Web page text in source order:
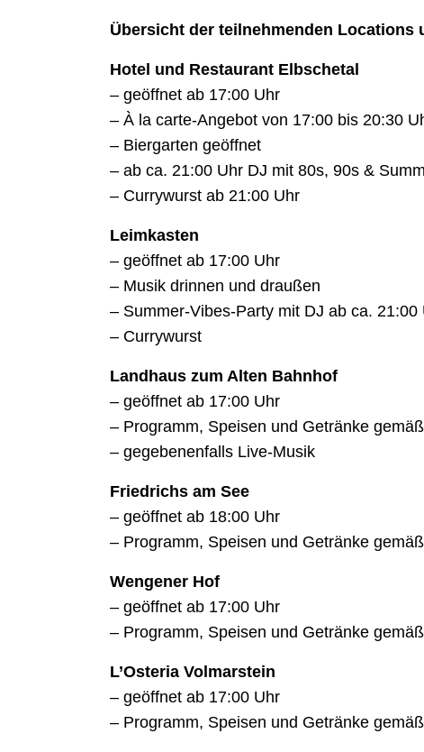
Übersicht der teilnehmenden Locations
Hotel und Restaurant Elbschetal
– geöffnet ab 17:00 Uhr
– À la carte-Angebot von 17:00 bis 20:30
– Biergarten geöffnet
– ab ca. 21:00 Uhr DJ mit 80s, 90s &
– Currywurst ab 21:00 Uhr
Leimkasten
– geöffnet ab 17:00 Uhr
– Musik drinnen und draußen
– Summer-Vibes-Party mit DJ ab ca. 21:00
– Currywurst
Landhaus zum Alten Bahnhof
– geöffnet ab 17:00 Uhr
– Programm, Speisen und Getränke
– gegebenenfalls Live-Musik
Friedrichs am See
– geöffnet ab 18:00 Uhr
– Programm, Speisen und Getränke
Wengener Hof
– geöffnet ab 17:00 Uhr
– Programm, Speisen und Getränke
L’Osteria Volmarstein
– geöffnet ab 17:00 Uhr
– Programm, Speisen und Getränke